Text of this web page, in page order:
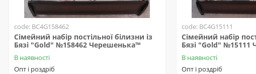
code: BC4G158462
Сімейний набір постільної білизни із
Бязі "Gold" №158462 Черешенька™
В наявності
Опт і роздріб
code: BC4G15111
Сімейний набір
Бязі "Gold" №15111
В наявності
Опт і роздріб